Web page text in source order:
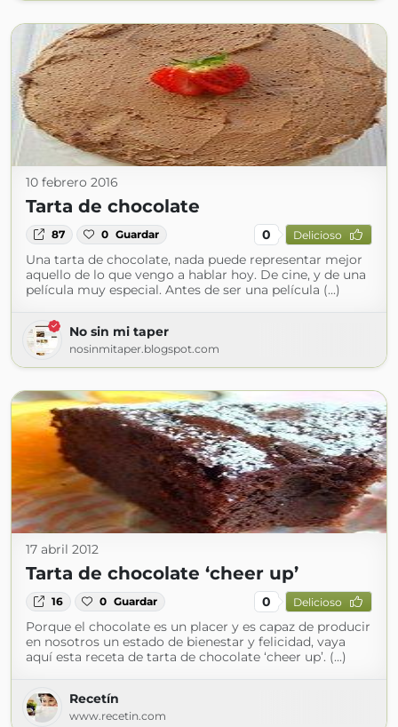
10 febrero 2016
Tarta de chocolate
87 0 Guardar 0 Delicioso
Una tarta de chocolate, nada puede representar mejor
aquello de lo que vengo a hablar hoy. De cine, y de una
película muy especial. Antes de ser una película (...)
No sin mi taper
nosinmitaper.blogspot.com
17 abril 2012
Tarta de chocolate ‘cheer up’
16 0 Guardar 0 Delicioso
Porque el chocolate es un placer y es capaz de producir
en nosotros un estado de bienestar y felicidad, vaya
aquí esta receta de tarta de chocolate ‘cheer up’. (...)
Recetín
www.recetin.com